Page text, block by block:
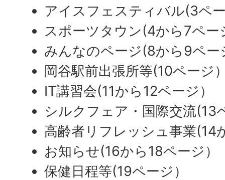
アイスフェスティバル(3ペ
スポーツタウン(4から7ペー
みんなのページ(8から9ペー
岡谷駅前出張所等(10ページ
IT講習会(11から12ページ）
シルクフェア・国際交流(13
高齢者リフレッシュ事業(14
お知らせ(16から18ページ）
保健日程等(19ページ）